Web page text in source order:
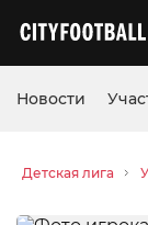
Новости
Детская лига